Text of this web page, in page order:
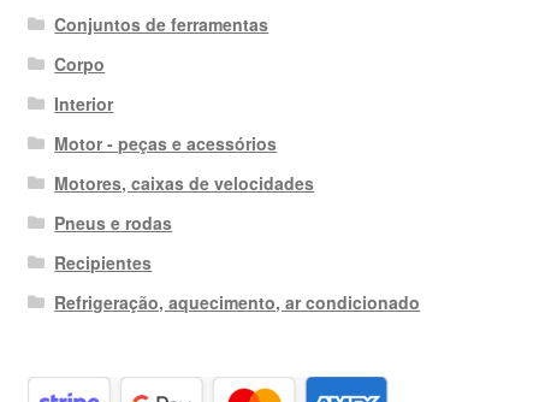
Conjuntos de ferramentas
Corpo
Interior
Motor - peças e acessórios
Motores, caixas de velocidades
Pneus e rodas
Recipientes
Refrigeração, aquecimento, ar condicionado